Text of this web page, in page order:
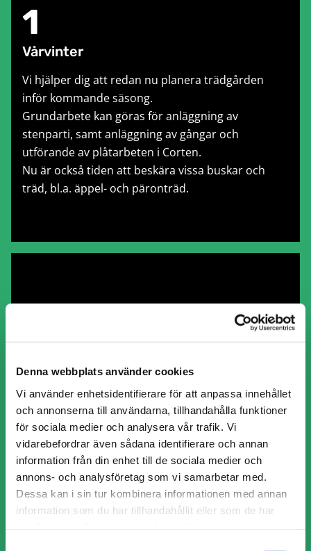
Denna webbplats använder cookies
Vi använder enhetsidentifierare för att anpassa innehållet
och annonserna till användarna, tillhandahålla funktioner
för sociala medier och analysera vår trafik. Vi
vidarebefordrar även sådana identifierare och annan
information från din enhet till de sociala medier och
annons- och analysföretag som vi samarbetar med.
Dessa kan i sin tur kombinera informationen med annan
information som du har tillhandahållit eller som de har
1
Vårvinter
Vi hjälper dig att redan nu planera trädgården
inför kommande säsong.
Grundarbete kan göras för anläggning av
stenparti, samt anläggning av gångar och
utförande av plåtarbeten i Corten.
Nu är också tiden att beskära vissa buskar och
träd, bl.a. äppel- och päronträd.
2
Vår
Vårstädning av trädgården.
Tid att gräva nya rabatter samt rensa ogräs i
befintliga rabatter och trädgårdsland.
Gräsmattevård med tex gödning och eventuellt ny
insådd av frön, gräsklippning- och trimning,
delning av stora perenner och plantering av nya